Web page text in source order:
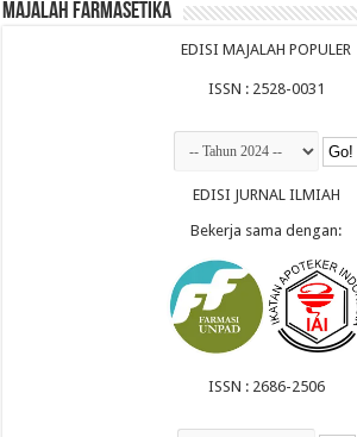
Majalah Farmasetika
EDISI MAJALAH POPULER
ISSN : 2528-0031
EDISI JURNAL ILMIAH
Bekerja sama dengan:
ISSN : 2686-2506